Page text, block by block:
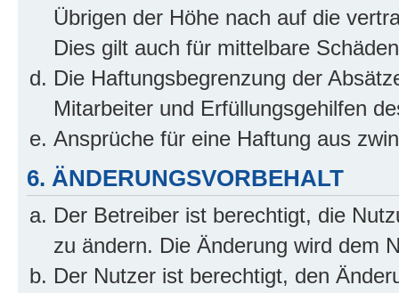
Übrigen der Höhe nach auf die
Dies gilt auch für mittelbare
Die Haftungsbegrenzung der
Mitarbeiter und Erfüllungsgehilfen
Ansprüche für eine Haftung aus
6. ÄNDERUNGSVORBEHALT
Der Betreiber ist berechtigt, die
zu ändern. Die Änderung wird dem
Der Nutzer ist berechtigt, den